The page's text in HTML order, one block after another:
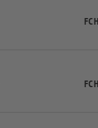
FC
FC